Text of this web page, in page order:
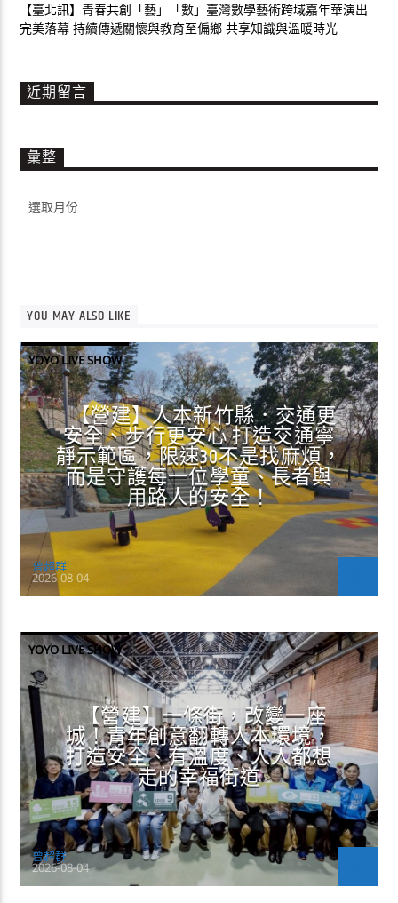
【臺北訊】青春共創「藝」「數」臺灣數學藝術跨域嘉年華演出
完美落幕 持續傳遞關懷與教育至偏鄉 共享知識與溫暖時光
近期留言
彙整
整
YOU MAY ALSO LIKE
YOYO LIVE SHOW
【營建】人本新竹縣．交通更
安全、步行更安心 打造交通寧
靜示範區，限速30不是找麻煩，
而是守護每一位學童、長者與
用路人的安全！
曾超群
2026-08-04
YOYO LIVE SHOW
【營建】一條街，改變一座
城！青年創意翻轉人本環境，
打造安全、有溫度、人人都想
走的幸福街道
曾超群
2026-08-04